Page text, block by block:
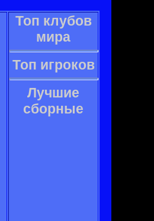
Топ клубов
мира
Топ игроков
Лучшие
сборные